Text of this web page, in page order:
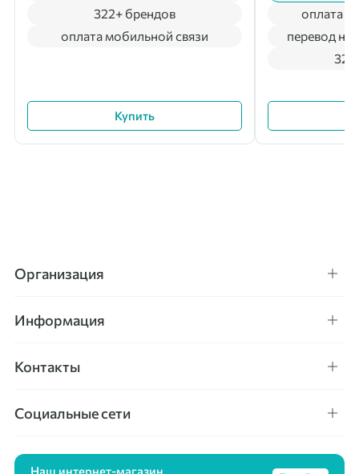
оплата мобильной связи
322+ брендов
Купить
оплата
перевод на
Организация
Информация
Контакты
Социальные сети
Наш интернет-магазин